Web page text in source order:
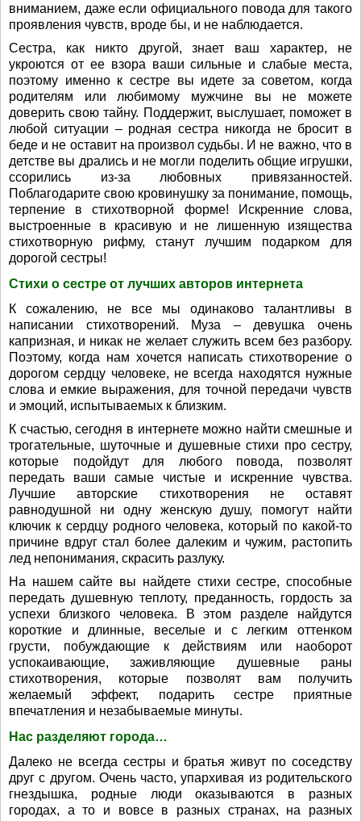
вниманием, даже если официального повода для такого
проявления чувств, вроде бы, и не наблюдается.
Сестра, как никто другой, знает ваш характер, не
укроются от ее взора ваши сильные и слабые места,
поэтому именно к сестре вы идете за советом, когда
родителям или любимому мужчине вы не можете
доверить свою тайну. Поддержит, выслушает, поможет в
любой ситуации – родная сестра никогда не бросит в
беде и не оставит на произвол судьбы. И не важно, что в
детстве вы дрались и не могли поделить общие игрушки,
ссорились из-за любовных привязанностей.
Поблагодарите свою кровинушку за понимание, помощь,
терпение в стихотворной форме! Искренние слова,
выстроенные в красивую и не лишенную изящества
стихотворную рифму, станут лучшим подарком для
дорогой сестры!
Стихи о сестре от лучших авторов интернета
К сожалению, не все мы одинаково талантливы в
написании стихотворений. Муза – девушка очень
капризная, и никак не желает служить всем без разбору.
Поэтому, когда нам хочется написать стихотворение о
дорогом сердцу человеке, не всегда находятся нужные
слова и емкие выражения, для точной передачи чувств
и эмоций, испытываемых к близким.
К счастью, сегодня в интернете можно найти смешные и
трогательные, шуточные и душевные стихи про сестру,
которые подойдут для любого повода, позволят
передать ваши самые чистые и искренние чувства.
Лучшие авторские стихотворения не оставят
равнодушной ни одну женскую душу, помогут найти
ключик к сердцу родного человека, который по какой-то
причине вдруг стал более далеким и чужим, растопить
лед непонимания, скрасить разлуку.
На нашем сайте вы найдете стихи сестре, способные
передать душевную теплоту, преданность, гордость за
успехи близкого человека. В этом разделе найдутся
короткие и длинные, веселые и с легким оттенком
грусти, побуждающие к действиям или наоборот
успокаивающие, заживляющие душевные раны
стихотворения, которые позволят вам получить
желаемый эффект, подарить сестре приятные
впечатления и незабываемые минуты.
Нас разделяют города…
Далеко не всегда сестры и братья живут по соседству
друг с другом. Очень часто, упархивая из родительского
гнездышка, родные люди оказываются в разных
городах, а то и вовсе в разных странах, на разных